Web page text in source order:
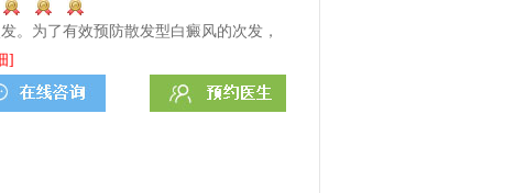
。为了有效预防散发型白癜风的次发，
]